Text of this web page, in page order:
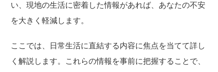
い、現地の生活に密着した情報があれば、あなたの不安
を大きく軽減します。
ここでは、日常生活に直結する内容に焦点を当てて詳し
く解説します。これらの情報を事前に把握することで、